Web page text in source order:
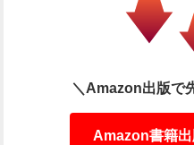
＼Amazon出版で
Amazon書籍